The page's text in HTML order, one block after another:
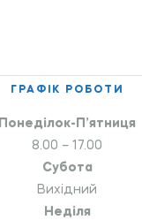
ГРАФІК РОБОТИ
Понеділок-П’ятниця
8.00 – 17.00
Субота
Вихідний
Неділя